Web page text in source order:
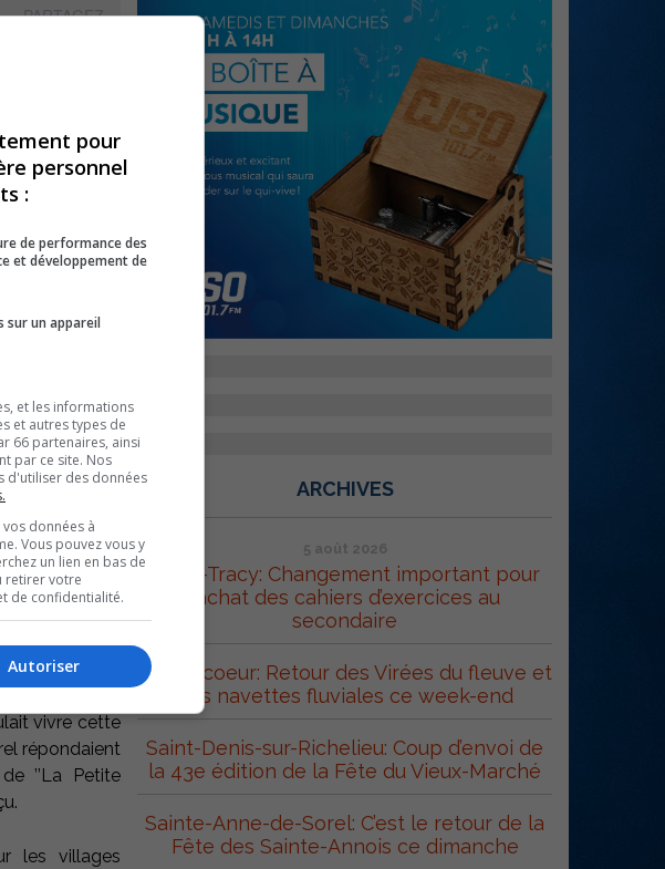
PARTAGEZ
en avril
en 2010.
vivre cette
répondaient
’’La Petite
les villages
ARCHIVES
5 août 2026
Sorel-Tracy: Changement important pour
l’achat des cahiers d’exercices au
secondaire
Contrecoeur: Retour des Virées du fleuve et
des navettes fluviales ce week-end
Saint-Denis-sur-Richelieu: Coup d’envoi de
la 43e édition de la Fête du Vieux-Marché
Sainte-Anne-de-Sorel: C’est le retour de la
Fête des Sainte-Annois ce dimanche
pour
personnel
:
de performance des
et développement de
sur un appareil
et les informations
et autres types de
66 partenaires, ainsi
par ce site. Nos
d'utiliser des données
données à
Vous pouvez vous y
un lien en bas de
retirer votre
de confidentialité.
Autoriser